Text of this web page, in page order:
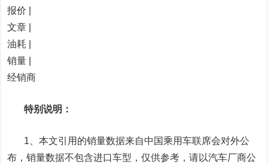
报价 |
文章 |
油耗 |
销量 |
经销商
特别说明：
1、本文引用的销量数据来自中国乘用车联席会对外公
布，销量数据不包含进口车型，仅供参考，请以汽车厂商公